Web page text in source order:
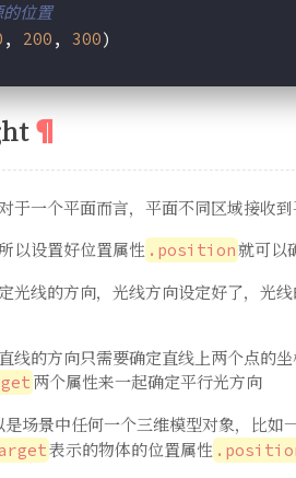
位置
, 200 , 300)
于一个平面而言，平面不同区域接收
以设置好位置属性 .position就可以
光线的方向，光线方向设定好了，光
线的方向只需要确定直线上两个点的
两个属性来一起确定平行光方向
是场景中任何一个三维模型对象，比
表示的物体的位置属性